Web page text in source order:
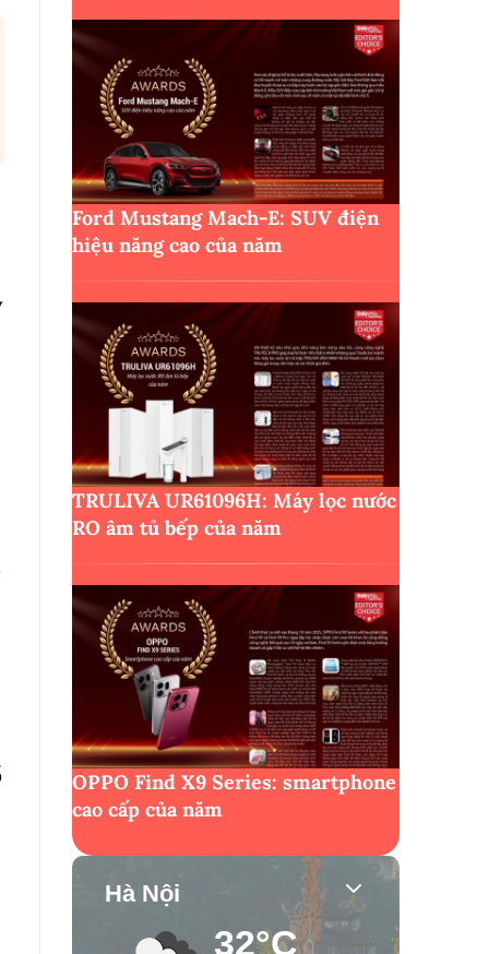
Ford Mustang Mach-E: SUV điện
hiệu năng cao của năm
TRULIVA UR61096H: Máy lọc nước
RO âm tủ bếp của năm
OPPO Find X9 Series: smartphone
cao cấp của năm
Hà Nội
32°C